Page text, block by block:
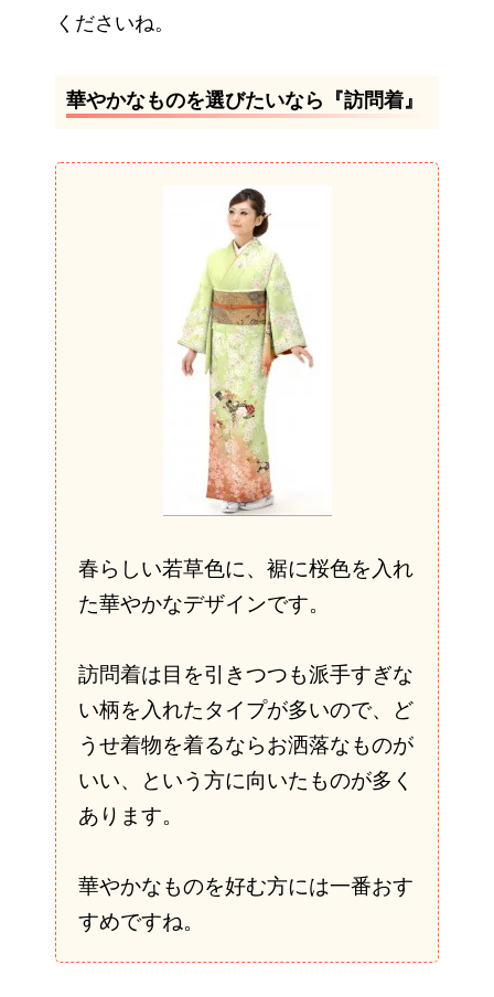
くださいね。
華やかなものを選びたいなら『訪問着』
春らしい若草色に、裾に桜色を入れ
た華やかなデザインです。
訪問着は目を引きつつも派手すぎな
い柄を入れたタイプが多いので、ど
うせ着物を着るならお洒落なものが
いい、という方に向いたものが多く
あります。
華やかなものを好む方には一番おす
すめですね。